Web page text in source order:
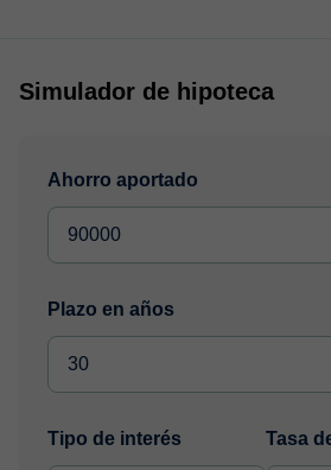
Simulador de hipoteca
Ahorro aportado
Plazo en años
Tipo de interés Tasa